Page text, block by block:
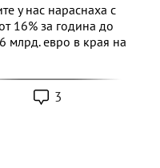
у нас нараснаха с
16% за година до
млрд. евро в края на
3